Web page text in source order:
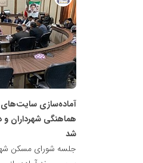
آماده‌سازی
هماهنگی شهرداران و
شد
جلسه شورای مسکن
پایگاه
خبری
نهضت
ملی
مسکن